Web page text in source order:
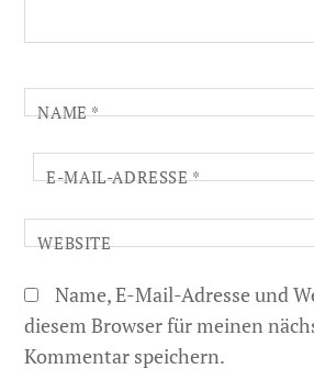
NAME*
E-MAIL-ADRESSE*
WEBSITE
Name, E-Mail-Adresse und
diesem Browser für meinen
Kommentar speichern.